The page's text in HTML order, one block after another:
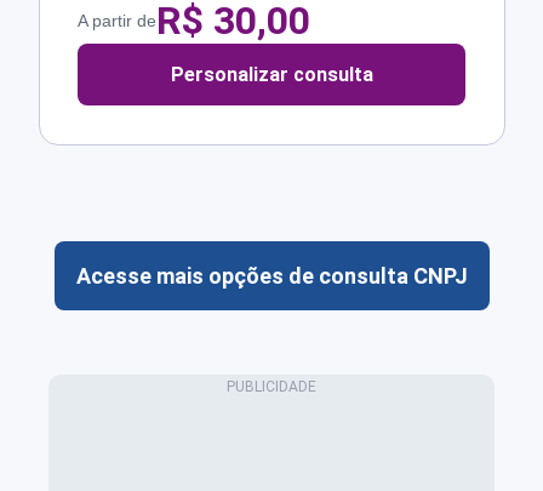
A partir deR$ 30,00
Personalizar consulta
Acesse mais opções de consulta CNPJ